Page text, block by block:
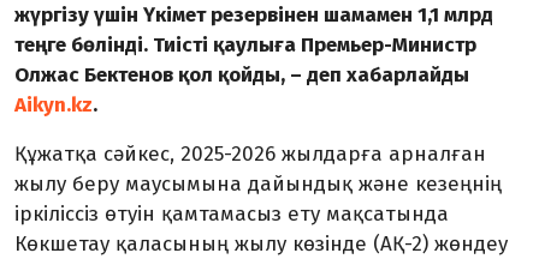
жүргізу үшін Үкімет резервінен шамамен 1,1 млрд
теңге бөлінді. Тиісті қаулыға Премьер-Министр
Олжас Бектенов қол қойды, – деп хабарлайды
Aikyn.kz.
Құжатқа сәйкес, 2025-2026 жылдарға арналған
жылу беру маусымына дайындық және кезеңнің
іркіліссіз өтуін қамтамасыз ету мақсатында
Көкшетау қаласының жылу көзінде (АҚ-2) жөндеу